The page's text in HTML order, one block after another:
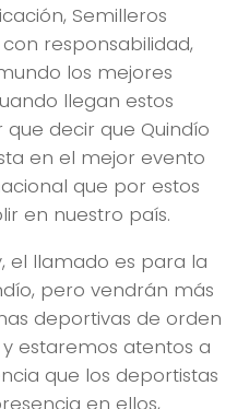
Semilleros
responsabilidad,
los mejores
llegan estos
decir que Quindío
en el mejor evento
que por estos
en nuestro país.
el llamado es para la
pero vendrán más
deportivas de orden
estaremos atentos a
que los deportistas
en ellos,